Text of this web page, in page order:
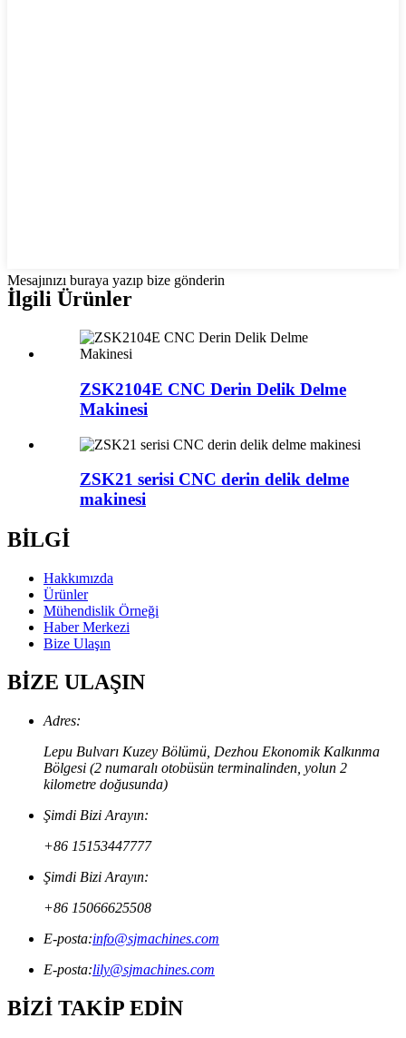
Mesajınızı buraya yazıp bize gönderin
İlgili Ürünler
ZSK2104E CNC Derin Delik Delme
Makinesi
ZSK21 serisi CNC derin delik delme
makinesi
BİLGİ
Hakkımızda
Ürünler
Mühendislik Örneği
Haber Merkezi
Bize Ulaşın
BİZE ULAŞIN
Adres:
Lepu Bulvarı Kuzey Bölümü, Dezhou Ekonomik Kalkınma
Bölgesi (2 numaralı otobüsün terminalinden, yolun 2
kilometre doğusunda)
Şimdi Bizi Arayın:
+86 15153447777
Şimdi Bizi Arayın:
+86 15066625508
E-posta:info@sjmachines.com
E-posta:lily@sjmachines.com
BİZİ TAKİP EDİN